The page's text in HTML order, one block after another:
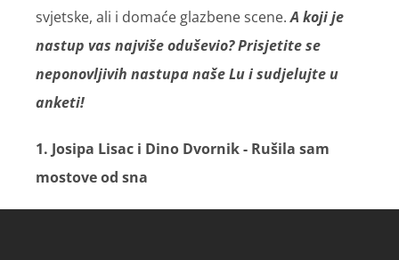
svjetske, ali i domaće glazbene scene.A koji je
nastup vas najviše oduševio? Prisjetite se
neponovljivih nastupa naše Lu i sudjelujte u
anketi!
1. Josipa Lisac i Dino Dvornik - Rušila sam
mostove od sna